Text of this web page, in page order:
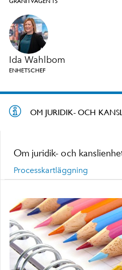
Ida Wahlbom
ENHETSCHEF
OM JURIDIK- OCH
Om juridik- och
Processkartläggning